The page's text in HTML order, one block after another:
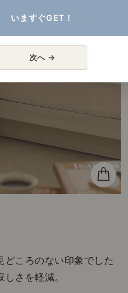
どころのない印象でした
さを軽減。
いますぐGET！
次へ →